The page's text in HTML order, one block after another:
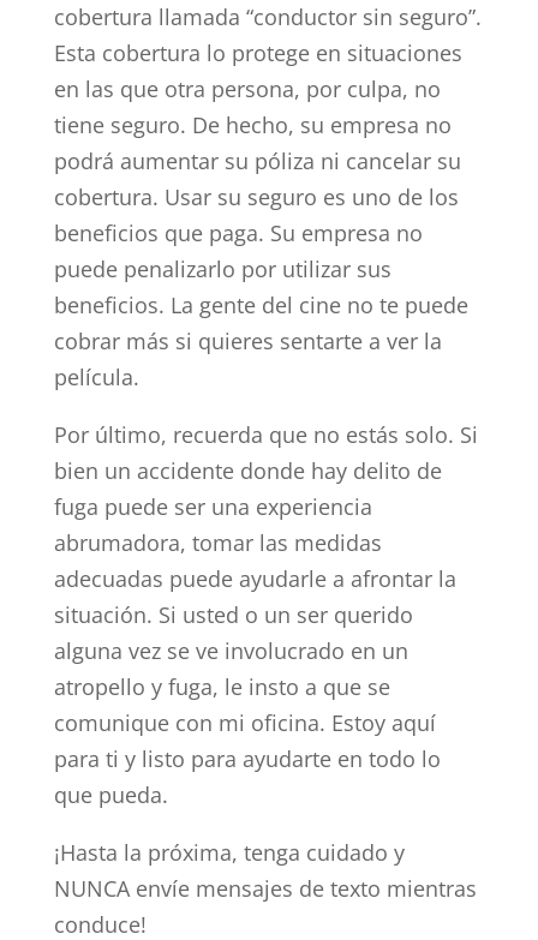
cobertura llamada “conductor sin seguro”.
Esta cobertura lo protege en situaciones
en las que otra persona, por culpa, no
tiene seguro. De hecho, su empresa no
podrá aumentar su póliza ni cancelar su
cobertura. Usar su seguro es uno de los
beneficios que paga. Su empresa no
puede penalizarlo por utilizar sus
beneficios. La gente del cine no te puede
cobrar más si quieres sentarte a ver la
película.
Por último, recuerda que no estás solo. Si
bien un accidente donde hay delito de
fuga puede ser una experiencia
abrumadora, tomar las medidas
adecuadas puede ayudarle a afrontar la
situación. Si usted o un ser querido
alguna vez se ve involucrado en un
atropello y fuga, le insto a que se
comunique con mi oficina. Estoy aquí
para ti y listo para ayudarte en todo lo
que pueda.
¡Hasta la próxima, tenga cuidado y
NUNCA envíe mensajes de texto mientras
conduce!